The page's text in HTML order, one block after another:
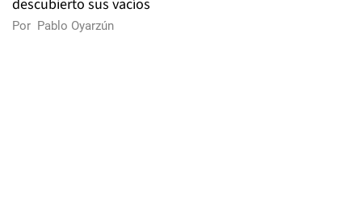
descubierto sus vacíos
Por Pablo Oyarzún